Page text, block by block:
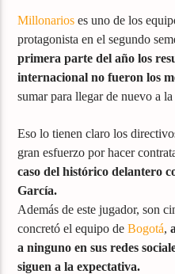
Millonarios es uno de los
protagonista en el segundo
primera parte del año los
internacional no fueron los
sumar para llegar de nuevo a
Eso lo tienen claro los
gran esfuerzo por hacer
caso del histórico delantero
García.
Además de este jugador, son
concretó el equipo deBogotá,
a ninguno en sus redes
siguen a la expectativa.